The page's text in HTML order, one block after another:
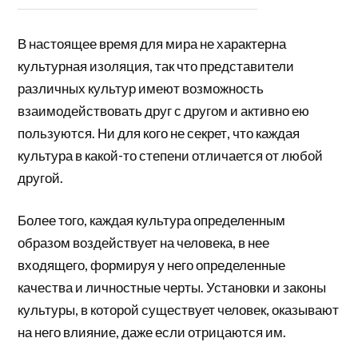
В настоящее время для мира не характерна
культурная изоляция, так что представители
различных культур имеют возможность
взаимодействовать друг с другом и активно ею
пользуются. Ни для кого не секрет, что каждая
культура в какой-то степени отличается от любой
другой.
Более того, каждая культура определенным
образом воздействует на человека, в нее
входящего, формируя у него определенные
качества и личностные черты. Установки и законы
культуры, в которой существует человек, оказывают
на него влияние, даже если отрицаются им.